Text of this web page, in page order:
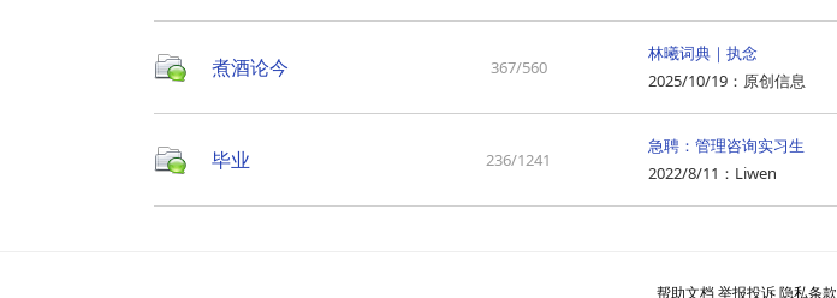
煮酒论今 367/560
林曦词典｜执念
2025/10/19 ： 原创信息
毕业 236/1241
急聘：管理咨询实习生
2022/8/11 ： Liwen
帮助文档举报投诉隐私条款